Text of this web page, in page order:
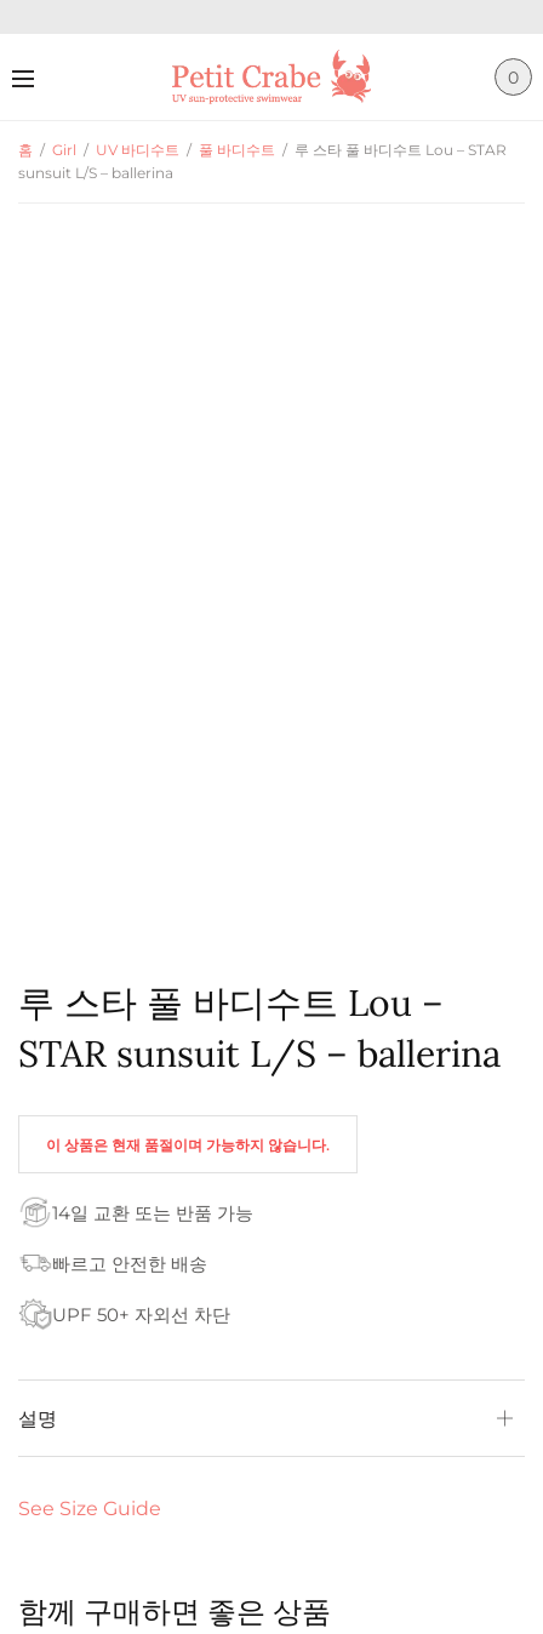
0
홈 / Girl / UV 바디수트 / 풀 바디수트 / 루 스타 풀 바디수트 Lou – STAR
sunsuit L/S – ballerina
루 스타 풀 바디수트 Lou –
STAR sunsuit L/S – ballerina
이 상품은 현재 품절이며 가능하지 않습니다.
14일 교환 또는 반품 가능
빠르고 안전한 배송
UPF 50+ 자외선 차단
설명
See Size Guide
함께 구매하면 좋은 상품